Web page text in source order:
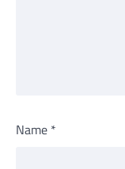
Name *